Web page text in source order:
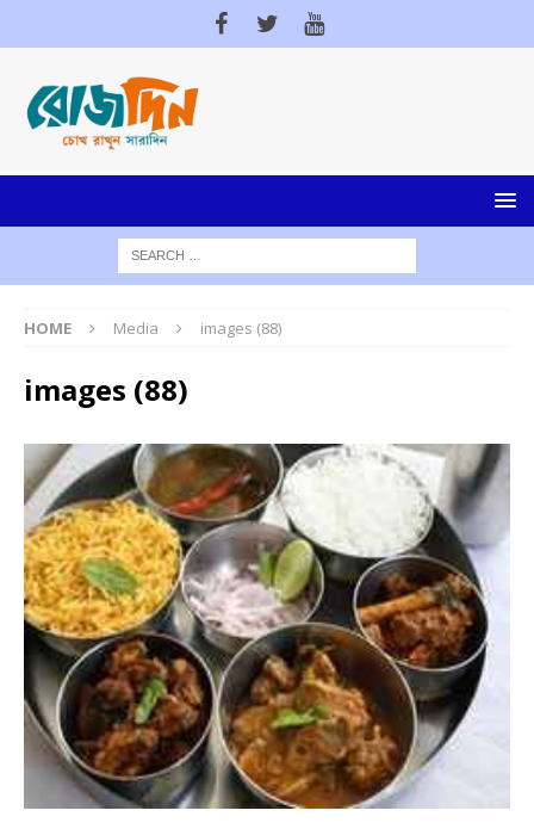
HOME Media images (88)
images (88)